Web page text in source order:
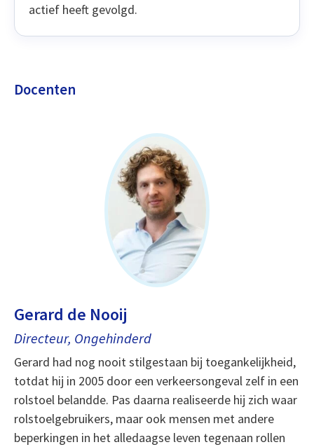
actief heeft gevolgd.
Docenten
Gerard de Nooij
Directeur, Ongehinderd
Gerard had nog nooit stilgestaan bij toegankelijkheid,
totdat hij in 2005 door een verkeersongeval zelf in een
rolstoel belandde. Pas daarna realiseerde hij zich waar
rolstoelgebruikers, maar ook mensen met andere
beperkingen in het alledaagse leven tegenaan rollen